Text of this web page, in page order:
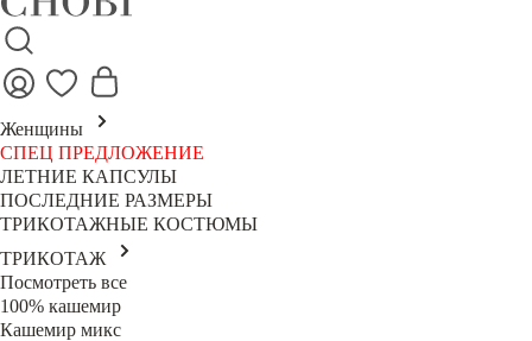
Женщины
СПЕЦ ПРЕДЛОЖЕНИЕ
ЛЕТНИЕ КАПСУЛЫ
ПОСЛЕДНИЕ РАЗМЕРЫ
ТРИКОТАЖНЫЕ КОСТЮМЫ
ТРИКОТАЖ
Посмотреть все
100% кашемир
Кашемир микс